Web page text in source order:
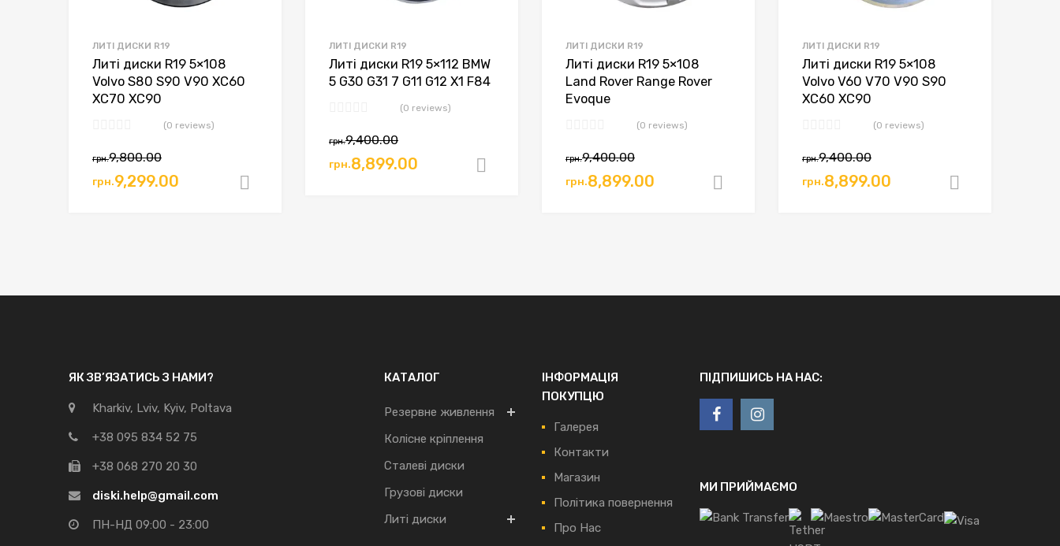
ЛИТІ ДИСКИ R19
Литі диски R19 5×108
Volvo S80 S90 V90 XC60
XC70 XC90
(0 reviews)
грн.9,800.00
грн.9,299.00
ЛИТІ ДИСКИ R19
Литі диски R19 5×112 BMW
5 G30 G31 7 G11 G12 X1 F84
(0 reviews)
грн.9,400.00
грн.8,899.00 Додати в кошик
ЛИТІ ДИСКИ R19
Литі диски R19 5×108
Land Rover Range Rover
Evoque
(0 reviews)
грн.9,400.00
грн.8,899.00 Додати в кошик
ЛИТІ ДИСКИ R19
Литі диски R19 5×108
Volvo V60 V70 V90 S90
XC60 XC90
(0 reviews)
грн.9,400.00
грн.8,899.00
ЯК ЗВ’ЯЗАТИСЬ З НАМИ?
Kharkiv, Lviv, Kyiv, Poltava
+38 095 834 52 75
+38 068 270 20 30
diski.help@gmail.com
ПН-НД 09:00 - 23:00
КАТАЛОГ
Резервне живлення
Колісне кріплення
Сталеві диски
Грузові диски
Литі диски
ІНФОРМАЦІЯ
ПОКУПЦЮ
Галерея
Контакти
Магазин
Політика повернення
Про Нас
ПІДПИШИСЬ НА НАС:
МИ ПРИЙМАЄМО